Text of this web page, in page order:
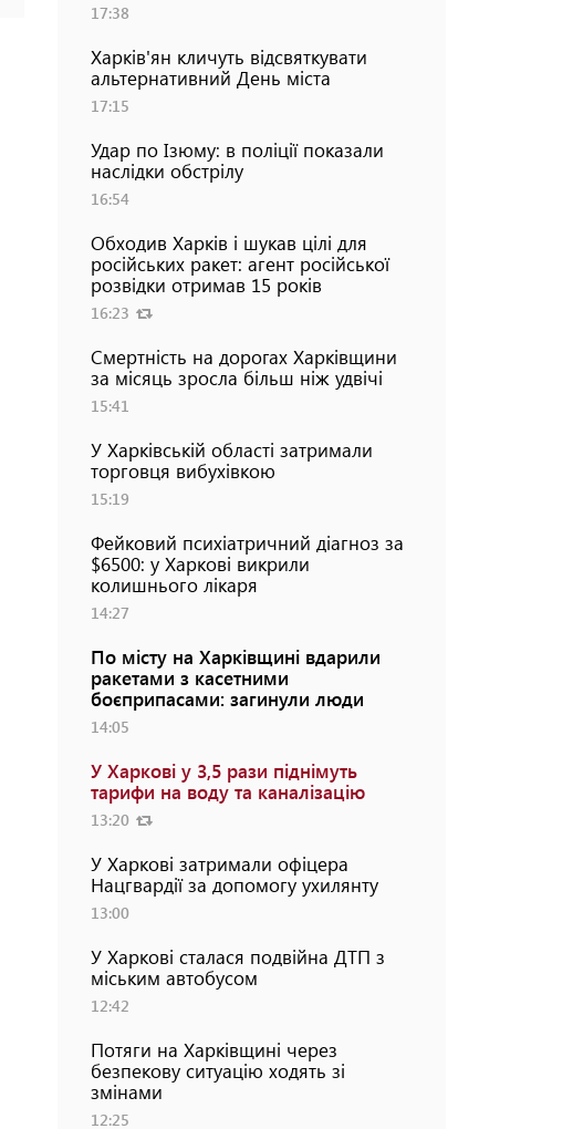
17:38
Харків'ян кличуть відсвяткувати
альтернативний День міста
17:15
Удар по Ізюму: в поліції показали
наслідки обстрілу
16:54
Обходив Харків і шукав цілі для
російських ракет: агент російської
розвідки отримав 15 років
16:23
Смертність на дорогах Харківщини
за місяць зросла більш ніж удвічі
15:41
У Харківській області затримали
торговця вибухівкою
15:19
Фейковий психіатричний діагноз за
$6500: у Харкові викрили
колишнього лікаря
14:27
По місту на Харківщині вдарили
ракетами з касетними
боєприпасами: загинули люди
14:05
У Харкові у 3,5 рази піднімуть
тарифи на воду та каналізацію
13:20
У Харкові затримали офіцера
Нацгвардії за допомогу ухилянту
13:00
У Харкові сталася подвійна ДТП з
міським автобусом
12:42
Потяги на Харківщині через
безпекову ситуацію ходять зі
змінами
12:25